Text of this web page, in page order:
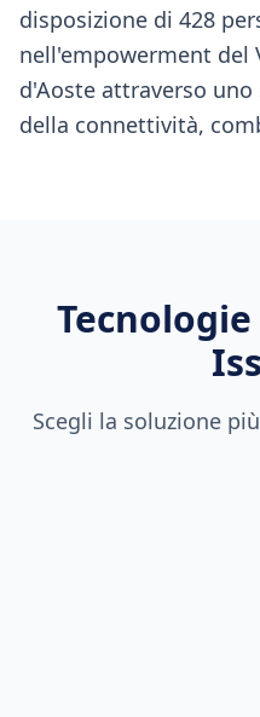
disposizione di 428
nell'empowerment del
d'Aoste attraverso
della connettività,
Scegli la soluzione